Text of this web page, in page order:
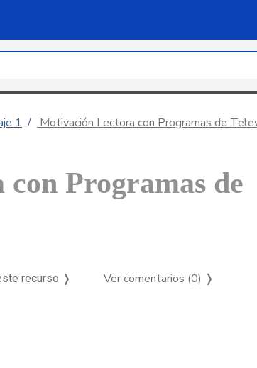
clave
1 Motivación Lectora con Programas de
Programas de
recurso ❭ Ver comentarios (0) ❭